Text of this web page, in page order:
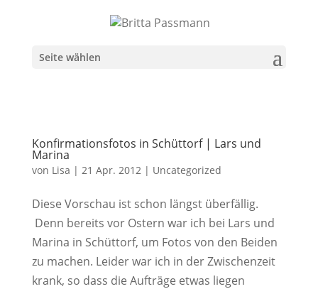
Seite wählen
Konfirmationsfotos in Schüttorf | Lars und
Marina
von Lisa | 21 Apr. 2012| Uncategorized
Diese Vorschau ist schon längst überfällig.
Denn bereits vor Ostern war ich bei Lars und
Marina in Schüttorf, um Fotos von den Beiden
zu machen. Leider war ich in der Zwischenzeit
krank, so dass die Aufträge etwas liegen